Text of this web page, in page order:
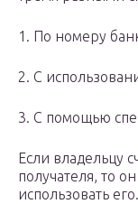
1. По номеру
2. С
3. С помощью
Если владельцу
получателя, то
использовать